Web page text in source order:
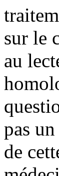
sur le
au
pas
de